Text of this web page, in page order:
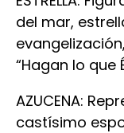
del mar,
“Hagan lo que
AZUCENA:
castísimo